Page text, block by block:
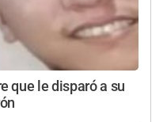
que le disparó a su